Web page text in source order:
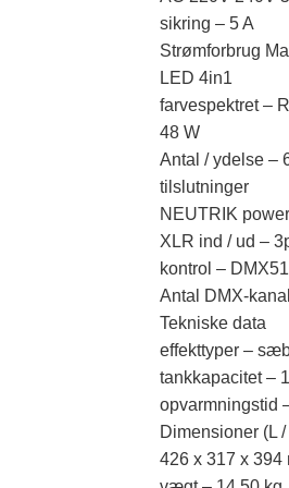
sikring – 5 A
Strømforbrug
LED 4in1
farvespektret –
48 W
Antal / ydelse –
tilslutninger
NEUTRIK
XLR ind / ud –
kontrol –
Antal DMX-
Tekniske data
effekttyper –
tankkapacitet –
opvarmningstid
Dimensioner (L
426 x 317 x 394